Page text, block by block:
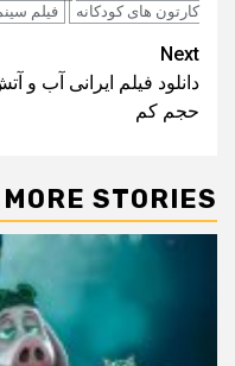
کارتون های کودکانه
فیلم
Post
navigation
Next
دانلود فیلم ایرانی آب و
حجم کم
MORE STORIES